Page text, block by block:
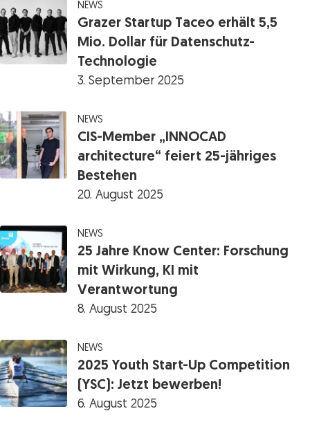
NEWS
Grazer Startup Taceo erhält 5,5
Mio. Dollar für Datenschutz-
Technologie
3. September 2025
NEWS
CIS-Member „INNOCAD
architecture“ feiert 25-jähriges
Bestehen
20. August 2025
NEWS
25 Jahre Know Center: Forschung
mit Wirkung, KI mit
Verantwortung
8. August 2025
NEWS
2025 Youth Start-Up Competition
(YSC): Jetzt bewerben!
6. August 2025